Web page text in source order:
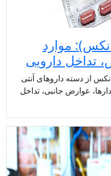
موارد
تداخل دارویی
از دسته داروهای آنتی
عوارض جانبی، تداخل